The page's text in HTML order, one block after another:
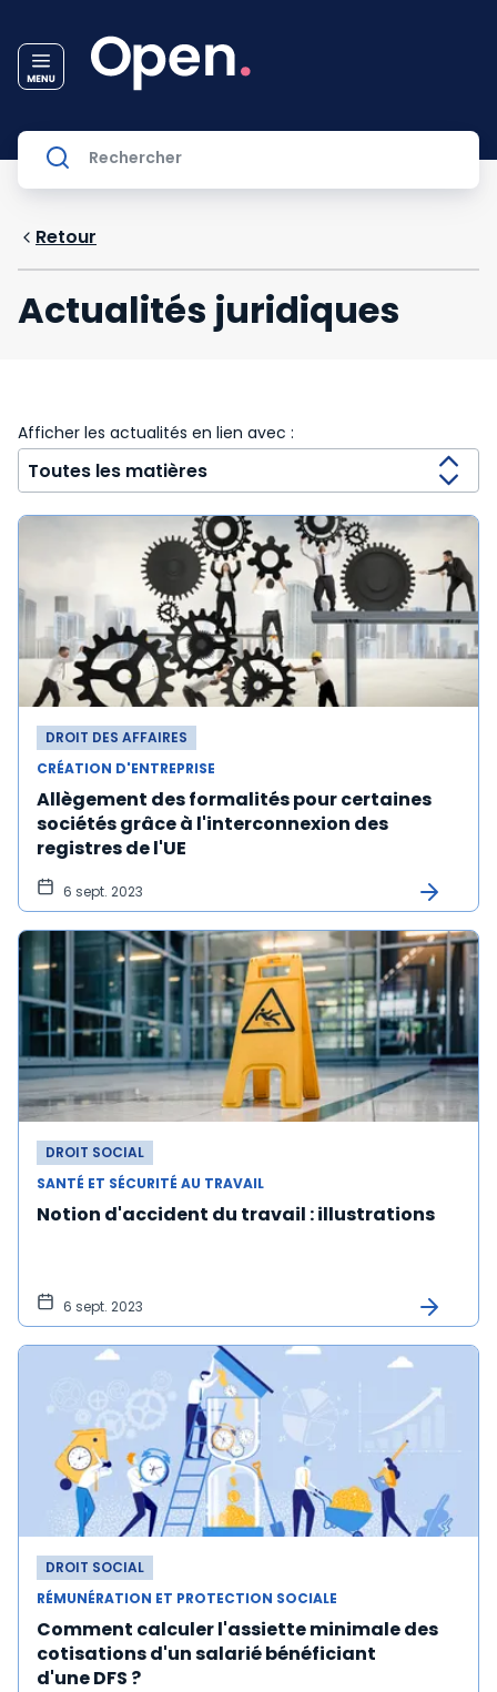
Retour
Actualités juridiques
Afficher les actualités en lien avec :
DROIT DES AFFAIRES
CRÉATION D'ENTREPRISE
Allègement des formalités pour certaines
sociétés grâce à l'interconnexion des
registres de l'UE
6 sept. 2023
DROIT SOCIAL
SANTÉ ET SÉCURITÉ AU TRAVAIL
Notion d'accident du travail : illustrations
6 sept. 2023
DROIT SOCIAL
RÉMUNÉRATION ET PROTECTION SOCIALE
Comment calculer l'assiette minimale des
cotisations d'un salarié bénéficiant
d'une DFS ?